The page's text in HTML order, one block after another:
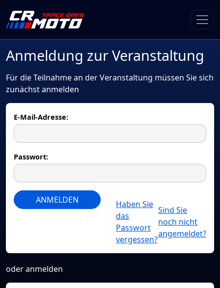
Anmeldung zur Veranstaltung
Für die Teilnahme an der Veranstaltung müssen Sie sich
zunächst anmelden
E-Mail-Adresse:
Passwort:
ANMELDEN
Haben Sie
das
Passwort
vergessen?
Sind Sie
noch nicht
angemeldet?
oder anmelden